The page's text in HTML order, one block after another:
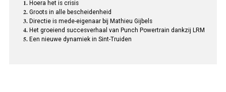
Hoera het is crisis
Groots in alle bescheidenheid
Directie is mede-eigenaar bij Mathieu Gijbels
Het groeiend succesverhaal van Punch Powertrain dankzij LRM
Een nieuwe dynamiek in Sint-Truiden